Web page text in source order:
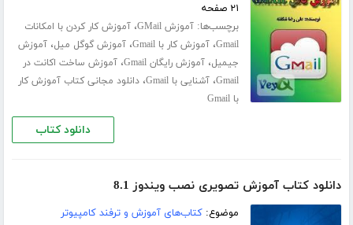
۲۱ صفحه
برچسب‌ها:آموزش GMail ،آموزش کار کردن با امکانات
Gmail،آموزش کار با Gmail ،آموزش گوگل میل،آموزش
جیمیل،آموزش رایگان Gmail ،آموزش ساخت اکانت در
Gmail،آشنایی با Gmail ،دانلود مجانی کتاب آموزش کار
با Gmail
دانلود کتاب
دانلود کتاب آموزش تصویری نصب ویندوز 8.1
موضوع:کتاب‌های آموزش و ترفند کامپیوتر